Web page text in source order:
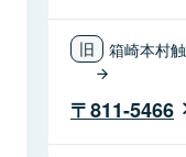
箱崎本村触
811-5466